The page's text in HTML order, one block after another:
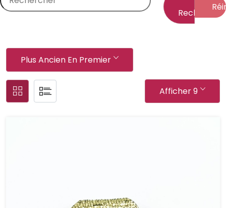
Rechercher
Plus Ancien En Premier
Afficher 9